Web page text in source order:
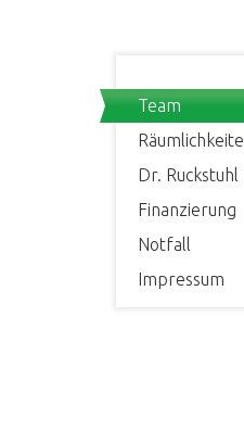
Team
Dr. Ruckstuhl
Finanzierung
Notfall
Impressum